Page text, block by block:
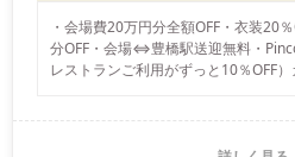
・会場費20万円分全額OFF・衣装20
分OFF・会場⇔豊橋駅送迎無料・